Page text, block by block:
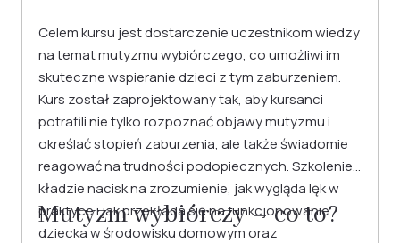
Celem kursu jest dostarczenie uczestnikom wiedzy
na temat mutyzmu wybiórczego, co umożliwi im
skuteczne wspieranie dzieci z tym zaburzeniem.
Kurs został zaprojektowany tak, aby kursanci
potrafili nie tylko rozpoznać objawy mutyzmu i
określać stopień zaburzenia, ale także świadomie
reagować na trudności podopiecznych. Szkolenie
kładzie nacisk na zrozumienie, jak wygląda lęk w
praktyce i jak przekłada się na funkcjonowanie
dziecka w środowisku domowym oraz
Mutyzm wybiórczy – co to?